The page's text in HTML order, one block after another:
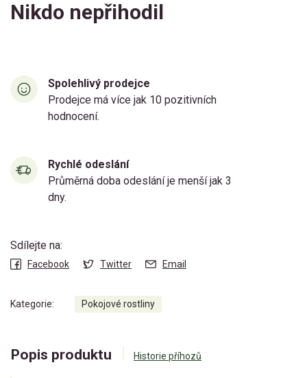
Nikdo nepřihodil
Spolehlivý prodejce
Prodejce má více jak 10 pozitivních
hodnocení.
Rychlé odeslání
Průměrná doba odeslání je menší jak 3
dny.
Sdílejte na:
Facebook Twitter Email
Kategorie: Pokojové rostliny
Popis produktu Historie příhozů